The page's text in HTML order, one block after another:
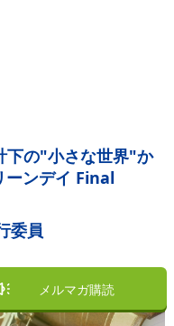
メルマガ購読
下の"小さな世界"か
ンデイ Final
委員